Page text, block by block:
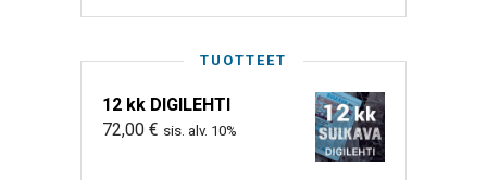
TUOTTEET
12 kk DIGILEHTI
72,00 € sis. alv. 10%